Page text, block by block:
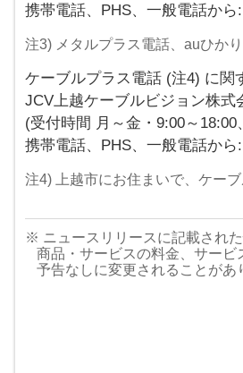
携帯電話、PHS、一般電話から
注3) メタルプラス電話、auひか
ケーブルプラス電話 (注4) に関
JCV上越ケーブルビジョン株式
(受付時間 月～金・9:00～
携帯電話、PHS、一般電話から
注4) 上越市にお住まいで、ケー
※ ニュースリリースに記載され
商品・サービスの料金、サー
予告なしに変更されることが